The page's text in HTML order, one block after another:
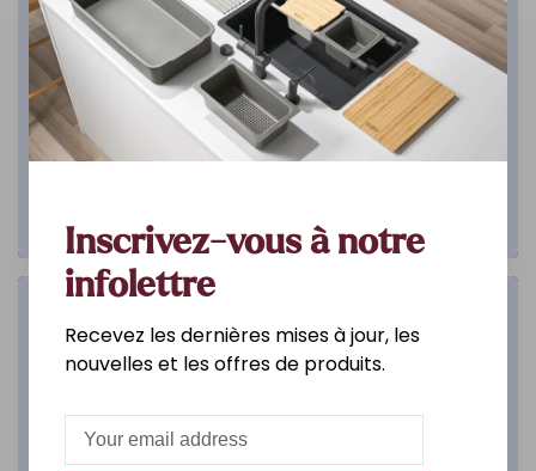
Inscrivez-vous à notre
infolettre
Recevez les dernières mises à jour, les
nouvelles et les offres de produits.